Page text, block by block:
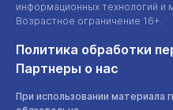
информационных технологий и
Возрастное ограничение 16+.
Политика обработки
Партнеры о нас
При использовании материала